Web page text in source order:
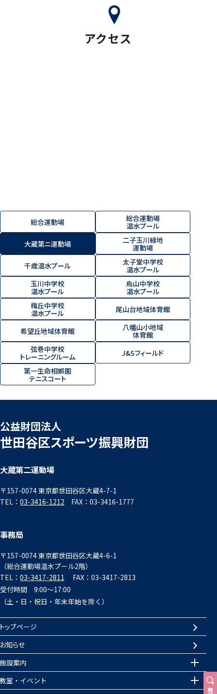
アクセス
総合運動場
総合運動場
温水プール
大蔵第ニ運動場
二子玉川緑地
運動場
千歳温水プール
太子堂中学校
温水プール
玉川中学校
温水プール
烏山中学校
温水プール
梅丘中学校
温水プール
尾山台地域体育館
希望丘地域体育館
八幡山小地域
体育館
弦巻中学校
トレーニングルーム
J&Sフィールド
第一生命相娯園
テニスコート
公益財団法人
世田谷区スポーツ振興財団
大蔵第二運動場
〒157-0074 東京都世田谷区大蔵4-7-1
TEL： 03-3416-1212 FAX：03-3416-1777
事務局
〒157-0074 東京都世田谷区大蔵4-6-1
（総合運動場温水プール2階）
TEL： 03-3417-2811
FAX：03-3417-2813
受付時間 9:00～17:00
（土・日・祝日・年末年始を除く）
ップページ
知らせ
設案内
室・イベント